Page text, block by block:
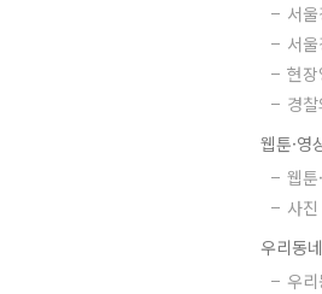
서
서
현
경
웹툰·영
웹툰
사진
우리동
우